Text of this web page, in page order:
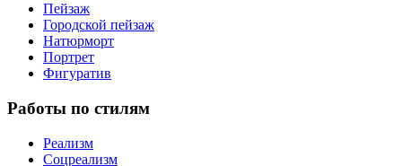
Пейзаж
Городской пейзаж
Натюрморт
Портрет
Фигуратив
Работы по стилям
Реализм
Соцреализм